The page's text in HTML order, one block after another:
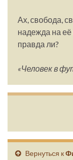
Ах, свобода,
надежда на
правда ли?
«Человек в
Вернуться к